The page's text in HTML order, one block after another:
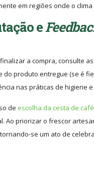
em regiões onde o
e
a compra, consulte
do produto entregue (se é
nas práticas de higiene e
de escolha da cesta de café
Ao priorizar o frescor
se um ato de